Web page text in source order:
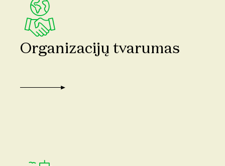
Organizacijų tvarumas